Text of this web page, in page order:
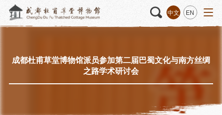
中文 EN
“人日游草堂”系列文化活动
数字资源
成都杜甫草堂博物馆派员参加第二届巴蜀文化与南方丝绸
之路学术研讨会